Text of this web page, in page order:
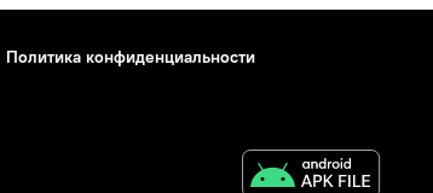
Политика конфиденциальности